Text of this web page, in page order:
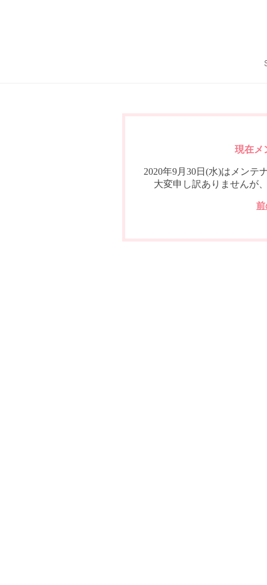
現在メ
2020年9月30日(水)はメンテ
大変申し訳ありませんが
前